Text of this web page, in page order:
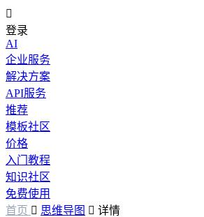

登录
AI
企业服务
解决方案
API服务
推荐
模板社区
价格
入门教程
知识社区
免费使用
首页  思维导图  详情